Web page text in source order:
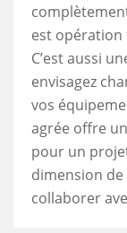
est opération
C’est aussi
envisagez
vos
agrée offre
pour un
dimension de
collaborer